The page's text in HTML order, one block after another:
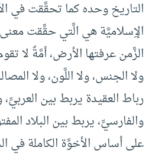
التاريخ وحده كما تحقَّقت في
الإِسلاميَّة هي الَّتي حقَّقت
الزَّمن عرفتها الأرض، أمَّةٌ لا
ولا الجنس، ولا اللَّون، ولا
رباط العقيدة يربط بين
والفارسيِّ، يربط بين البلاد
على أساس الأخوَّة الكاملة في